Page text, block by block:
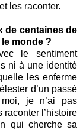
les raconter.
de centaines de
monde ?
le sentiment
ni à une identité
les enferme
d’un passé
je n’ai pas
l’histoire
qui cherche sa